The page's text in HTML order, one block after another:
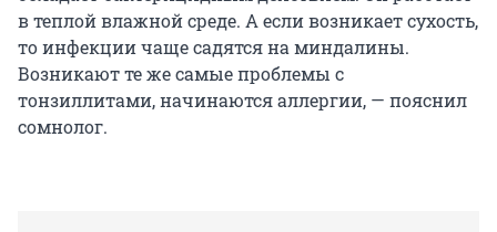
в теплой влажной среде. А если возникает сухость,
то инфекции чаще садятся на миндалины.
Возникают те же самые проблемы с
тонзиллитами, начинаются аллергии, — пояснил
сомнолог.